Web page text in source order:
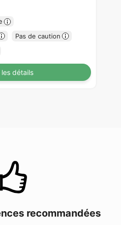
Pas de caution
les détails
recommandées